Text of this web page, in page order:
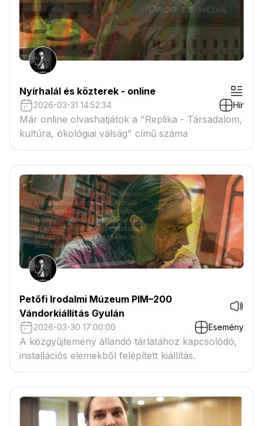
Nyírhalál és közterek - online
2026-03-31 14:52:34 Hír
Már online olvashatjátok a "Replika - Társadalom,
kultúra, ökológiai válság" című száma
Petőfi Irodalmi Múzeum PIM–200
Vándorkiállítás Gyulán
2026-03-30 17:00:00 Esemény
A közgyűjtemény állandó tárlatához kapcsolódó,
installációs elemekből felépített kiállítás.